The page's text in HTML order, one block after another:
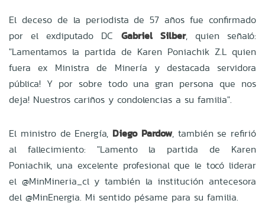
El deceso de la periodista de 57 años fue confirmado
por el exdiputado DC
Gabriel Silber, quien señaló:
"Lamentamos la partida de Karen Poniachik Z.L quien
fuera ex Ministra de Minería y destacada servidora
pública! Y por sobre todo una gran persona que nos
deja! Nuestros cariños y condolencias a su familia".
El ministro de Energía, Diego Pardow, también se refirió
al fallecimiento: "Lamento la partida de Karen
Poniachik, una excelente profesional que le tocó liderar
el @MinMineria_cl y también la institución antecesora
del @MinEnergia. Mi sentido pésame para su familia.